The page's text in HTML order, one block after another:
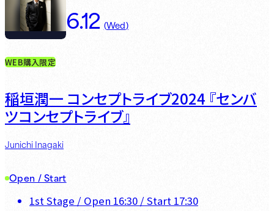
6.12 (Wed)
WEB購入限定
稲垣潤一 コンセプトライブ2024 『センバ
ツコンセプトライブ』
Junichi Inagaki
Open / Start
1st Stage / Open 16:30 / Start 17:30